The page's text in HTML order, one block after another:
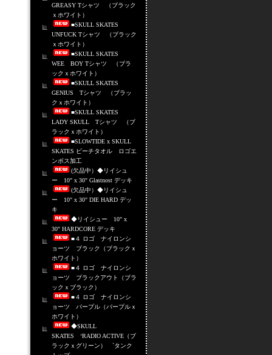
GREASY Tシャツ （ブラック
ｘホワイト）
■SKULL SKATES
UNFUCK Tシャツ （ブラック
ｘホワイト）
■SKULL SKATES
WEE BOY Tシャツ （ブラ
ックｘホワイト）
■SKULL SKATES
GENIUS Tシャツ （ブラッ
クｘホワイト）
■SKULL SKATES
LADY SKULL Tシャツ （ブ
ラックｘホワイト）
■SLOWTIDE x SKULL
SKATES ビーチタオル ロゴエ
ンボス加工
(欠品中）◆リイシュ
ー 10" x 30" Glastnost デッキ
(欠品中）◆リイシュ
ー 10" x 30" DIE HARD デッ
キ
◆リイシュー 10" x
30" HARDCORE デッキ
■４ ロゴ ナイロンシ
ョーツ ブラック（ブラックｘ
ホワイト）
■４ ロゴ ナイロンシ
ョーツ ブラックアウト（ブラ
ックｘブラック）
■４ ロゴ ナイロンシ
ョーツ パープル（パープルｘ
ホワイト）
◆SKULL
SKATES ‘RADIO ACTIVE（ブ
ラックｘグリーン） `タンク